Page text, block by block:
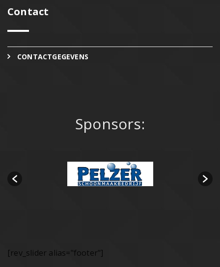
Contact
CONTACTGEGEVENS
Sponsors:
[rev_slider alias="footer"]